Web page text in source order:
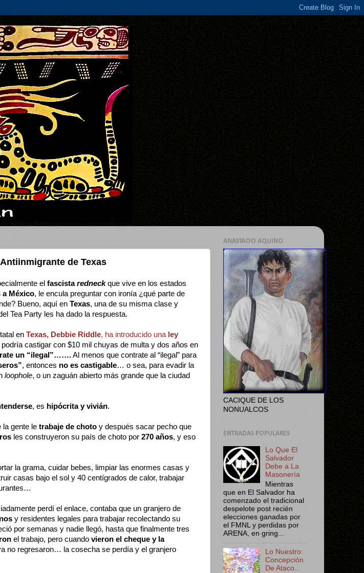
de Texas
el fascistaredneckque vive en los estados
a México, le encula preguntar con ironía ¿qué parte de
Bueno, aquí en Texas, una de su misma clase y
Tea Party les ha dado la respuesta.
en Texas, Debbie Riddle, ha introducido una ley
podría castigar con $10 mil chuyas de multa y dos años en
un “ilegal”…….Al menos que contrate al “ilegal” para
, entonces no es castigable… o sea, para evadir la
loophole, o un zaguán abierto más grande que la ciudad
, es hipócrita y vivián.
la gente le trabaje de choto y después sacar pecho que
les construyeron su país de choto por 270 años, y eso
la grama, cuidar bebes, limpiar las enormes casas y
casas bajo el sol y 40 centígrados de calor, trabajar
perdí el enlace, contaba que un granjero de
y residentes legales para trabajar recolectando su
por semanas y nadie llegó, hasta que finalmente tres
el trabajo, pero cuando vieron el cheque y la
no regresaron… la cosecha se perdía y el granjero
ANASTACIO AQUINO
CACIQUE DE LOS
NONUALCOS
ENTRADAS POPULARES
Lo Que El
Salvador
Debe a La
Masonería
Mientras
que en El Salvador ha
comenzado el tradicional
despelote post recién
elecciones ganadas por
el FMNL y perdidas por
ARENA, en gring...
Lo Nuestro:
Concepción
De Ataco...